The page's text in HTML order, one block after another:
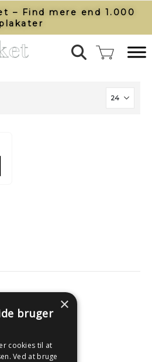
– Find mere end 1.000
×
bruger
cookies til at
Ved at bruge